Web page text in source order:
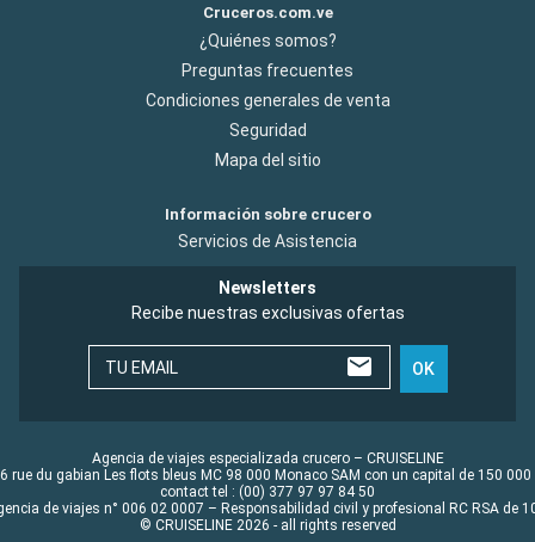
Cruceros.com.ve
¿Quiénes somos?
Preguntas frecuentes
Condiciones generales de venta
Seguridad
Mapa del sitio
Información sobre crucero
Servicios de Asistencia
Newsletters
Recibe nuestras exclusivas ofertas
TU EMAIL OK
Agencia de viajes especializada crucero – CRUISELINE
rue du gabian Les flots bleus MC 98 000 Monaco SAM con un capital de 150 000
contact tel : (00) 377 97 97 84 50
de viajes n° 006 02 0007 – Responsabilidad civil y profesional RC RSA de
© CRUISELINE 2026 - all rights reserved